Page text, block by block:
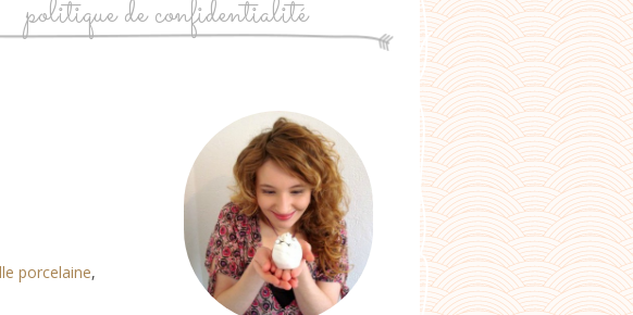
politique de confidentialité
porcelaine,